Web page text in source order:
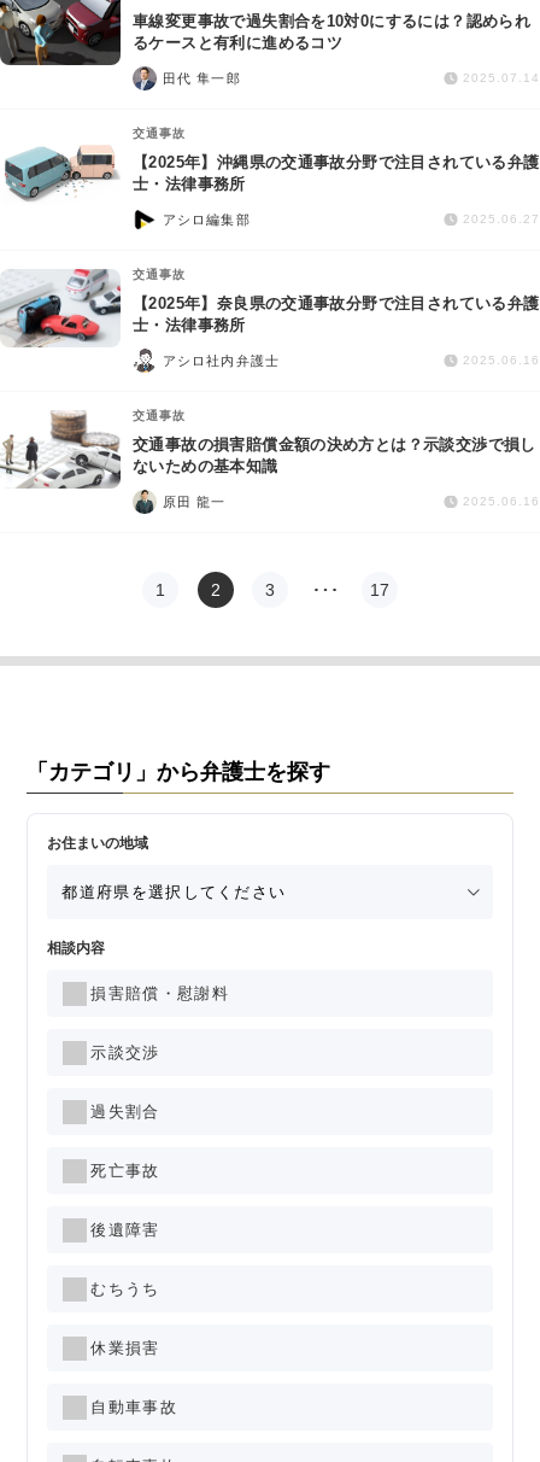
車線変更事故で過失割合を10対0にするには？認められ
るケースと有利に進めるコツ
田代 隼一郎 2025.07.14
交通事故
【2025年】沖縄県の交通事故分野で注目されている弁護
士・法律事務所
アシロ編集部 2025.06.27
交通事故
【2025年】奈良県の交通事故分野で注目されている弁護
士・法律事務所
アシロ社内弁護士 2025.06.16
交通事故
交通事故の損害賠償金額の決め方とは？示談交渉で損し
ないための基本知識
原田 龍一 2025.06.16
1 2 3 … 17
「カテゴリ」から弁護士を探す
お住まいの地域
相談内容
損害賠償・慰謝料
示談交渉
過失割合
死亡事故
後遺障害
むちうち
休業損害
自動車事故